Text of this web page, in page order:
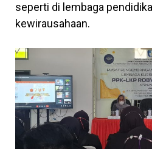
seperti di lembaga
kewirausahaan.